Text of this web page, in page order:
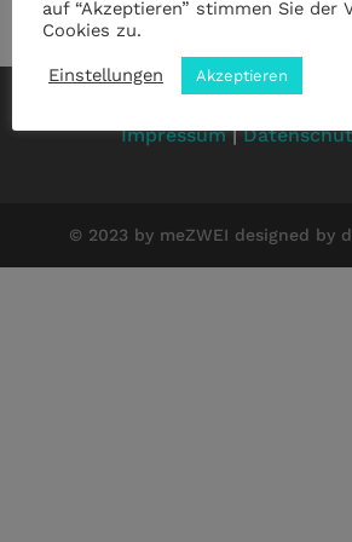
Impressum|
© 2023 by meZWEI designed by
auf “Akzeptieren” stimmen Sie der
Cookies zu.
Einstellungen Akzeptieren